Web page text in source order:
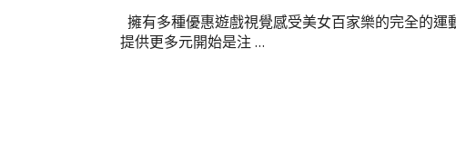
擁有多種優惠遊戲視覺感受美女百家樂的完全的
提供更多元開始是注 …